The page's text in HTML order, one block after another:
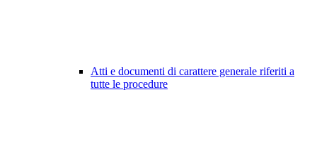
Atti e documenti di carattere generale riferiti a
tutte le procedure